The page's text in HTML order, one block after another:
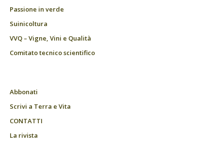
Passione in verde
Suinicoltura
VVQ – Vigne, Vini e Qualità
Comitato tecnico scientifico
Abbonati
Scrivi a Terra e Vita
CONTATTI
La rivista